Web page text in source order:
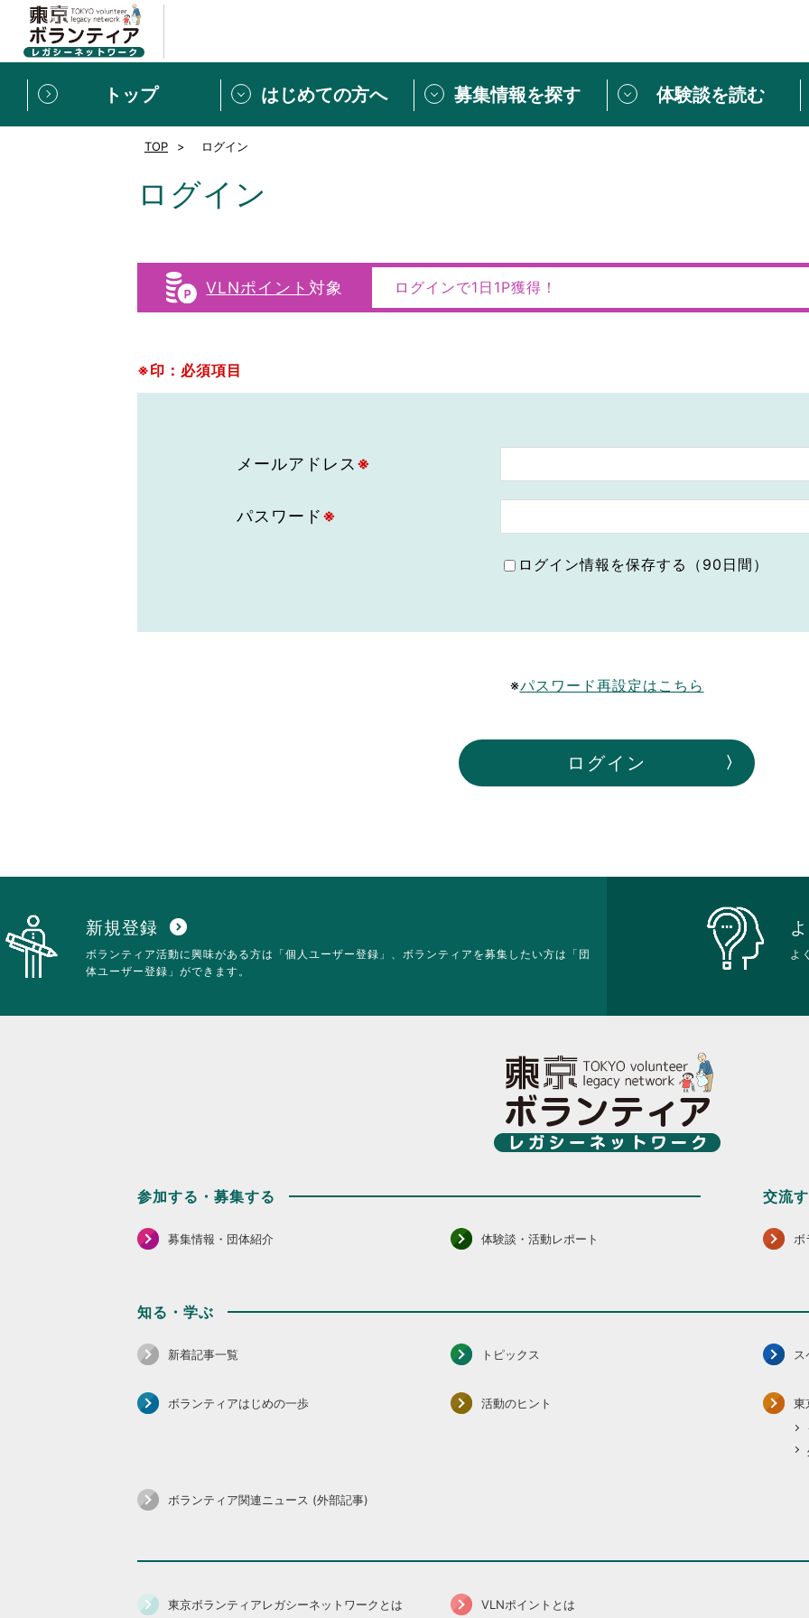
トップ はじめての方へ
新規登録
東京ボランティアレガシーネットワークとは
もっと知りたい！VLNでできること
ボランティア
ボランティアで
VLNポイントとは 中高生が参加
募集情報を探す 体験談を読む
スペシャルイン
ボランティアは
シティキャスト
おもてなし語学ボランティア
TOP ログイン
ログイン
VLNポイント 対象 ログインで1日1P獲得！
※印：必須項目
メールアドレス ※
パスワード※
ログイン情報を保存する（90日間）
※パスワード再設定はこちら
ログイン
新規登録 expand_circle_down
ボランティア活動に興味がある方は「個人ユーザー登録」、ボランティアを募集したい方は「団
体ユーザー登録」ができます。
よ
参加する・募集する
募集情報・団体紹介 体験談・活動レポート
交流
ボ
知る・学ぶ
新着記事一覧 トピックス
ボランティアはじめの一歩 活動のヒント
東
ボランティア関連ニュース (外部記事)
東京ボランティアレガシーネットワークとは VLNポイントとは